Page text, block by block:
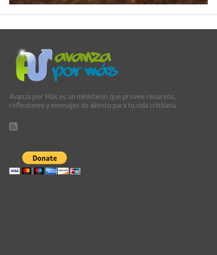
Avanza por Más es un ministerio que provee recursos,
reflexiones y mensajes de aliento para tu vida cristiana.